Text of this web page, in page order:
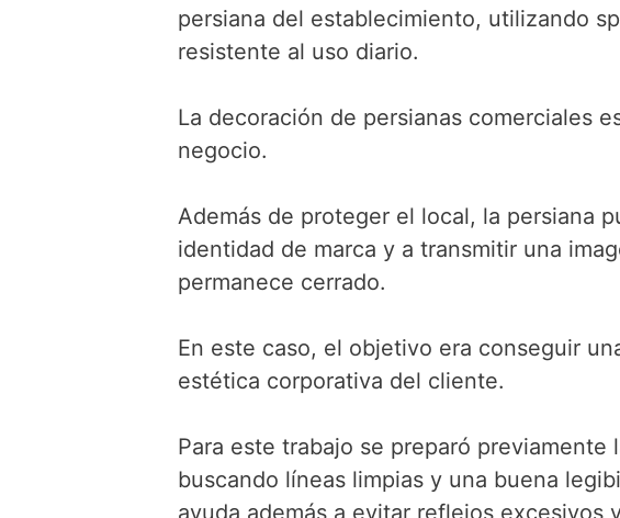
persiana del establecimiento, utilizando
resistente al uso diario.
La decoración de persianas comerciales
negocio.
Además de proteger el local, la persiana
identidad de marca y a transmitir una
permanece cerrado.
En este caso, el objetivo era conseguir
estética corporativa del cliente.
Para este trabajo se preparó
buscando líneas limpias y una buena
ayuda además a evitar reflejos excesivos